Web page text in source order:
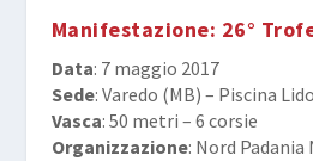
Manifestazione: 26°
Data: 7 maggio 2017
Sede: Varedo (MB) – Piscina
Vasca: 50 metri – 6 corsie
Organizzazione: Nord Padania